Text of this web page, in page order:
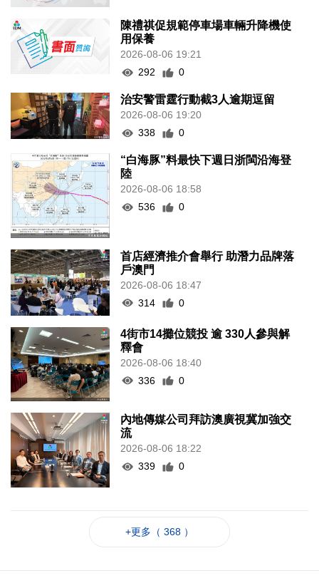
陳禮祺促規範停車場車輛升降機使
用保養
2026-08-06 19:21
292
0
治安警雷霆行動截3人逾期逗留
2026-08-06 19:20
338
0
“白海豚”料最快下週日浙閩沿海登
陸
2026-08-06 18:58
536
0
首店經濟推介會舉行 助潛力品牌落
戶澳門
2026-08-06 18:47
314
0
4街市14攤位競投 逾 330人參與解
釋會
2026-08-06 18:40
336
0
內地傳媒公司拜訪澳廣視冀加強交
流
2026-08-06 18:22
339
0
+更多（ 368 ）